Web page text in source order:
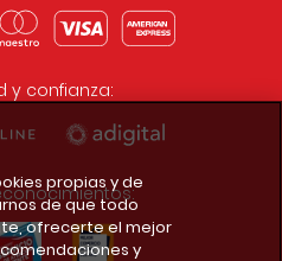
y confianza:
propias y de
de que todo
ofrecerte el mejor
y